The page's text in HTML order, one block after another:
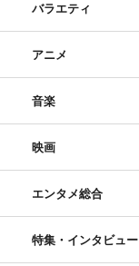
バラエティ
アニメ
音楽
映画
エンタメ総合
特集・インタビュー